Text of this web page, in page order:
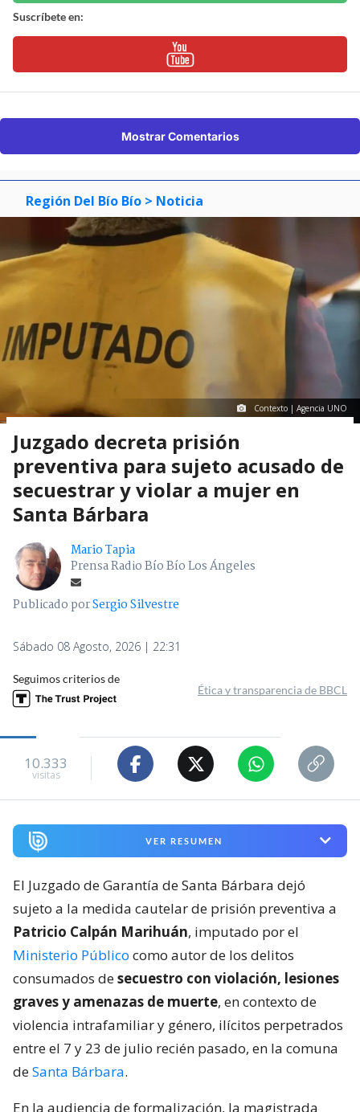
Suscríbete en:
Mostrar Comentarios
Región Del Bío Bío > Noticia
Contexto | Agencia UNO
Juzgado decreta prisión
preventiva para sujeto acusado de
secuestrar y violar a mujer en
Santa Bárbara
Mario Tapia
Prensa Radio Bío Bío Los Ángeles
Publicado porSergio Silvestre
Sábado 08 Agosto, 2026 | 22:31
Seguimos criterios de
Ética y transparencia de BBCL
10.333
visitas
VER RESUMEN
El Juzgado de Garantía de Santa Bárbara dejó
sujeto a la medida cautelar de prisión preventiva a
Patricio Calpán Marihuán, imputado por el
Ministerio Público como autor de los delitos
consumados desecuestro con violación, lesiones
graves y amenazas de muerte, en contexto de
violencia intrafamiliar y género, ilícitos perpetrados
entre el 7 y 23 de julio recién pasado, en la comuna
deSanta Bárbara.
En la audiencia de formalización, la magistrada